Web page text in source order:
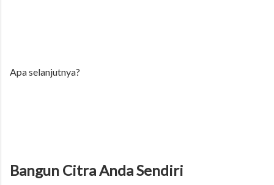
Apa selanjutnya?
Bangun Citra Anda Sendiri